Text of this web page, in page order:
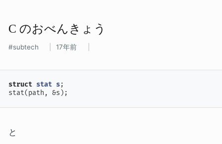
C の​おべんきょう
subtech 17年前
struct stat s;
stat(path, &s);
と